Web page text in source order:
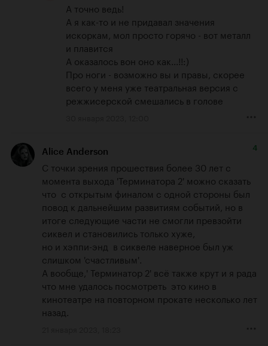
А точно ведь!
А я как-то и не придавал значения
искоркам, мол просто горячо - вот металл
и плавится
А оказалось вон оно как...!!:)
Про ноги - возможно вы и правы, скорее
всего у меня уже театральная версия с
режжисерской смешались в голове
Alice Anderson 4
С точки зрения прошествия более 30 лет с
момента выхода 'Терминатора 2' можно сказать
что  с открытым финалом с одной стороны был
повод к дальнейшим развитиям событий, но в
итоге следующие части не смогли превзойти
сиквел и становились только хуже,
но и хэппи-энд  в сиквеле наверное был уж
слишком 'счастливым'.
А вообще,' Терминатор 2' всё также крут и я рада
что мне удалось посмотреть  это кино в
кинотеатре на повторном прокате несколько лет
назад.